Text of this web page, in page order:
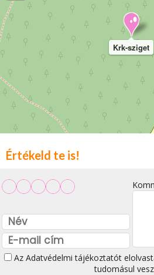
Krk-sziget
Értékeld te is!
Az Adatvédelmi tájékoztatót
tudomásul